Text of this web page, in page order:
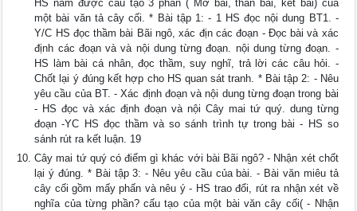
HS nắm được cấu tạo 3 phần ( Mở bài, thân bài, kết bài) của
một bài văn tả cây cối. * Bài tập 1: - 1 HS đọc nội dung BT1. -
Y/C HS đọc thầm bài Bãi ngô, xác địn các đoạn - Đọc bài và xác
định các đoạn và và nội dung từng đoạn. nội dung từng đoạn. -
HS làm bài cá nhân, đọc thầm, suy nghĩ, trả lời các câu hỏi. -
Chốt lại ý đúng kết hợp cho HS quan sát tranh. * Bài tập 2: - Nêu
yêu cầu của BT. - Xác định đoạn và nội dung từng đoạn trong bài
- HS đọc và xác định đoạn và nội Cây mai tứ quý. dung từng
đoạn -YC HS đọc thầm và so sánh trình tự trong bài - HS so
sánh rút ra kết luận. 19
Cây mai tứ quý có điểm gì khác với bài Bãi ngô? - Nhận xét chốt
lại ý đúng. * Bài tập 3: - Nêu yêu cầu của bài. - Bài văn miêu tả
cây cối gồm mấy phấn và nêu ý - HS trao đổi, rút ra nhận xét về
nghĩa của từng phần? cấu tạo của một bài văn cây cối( - Nhận